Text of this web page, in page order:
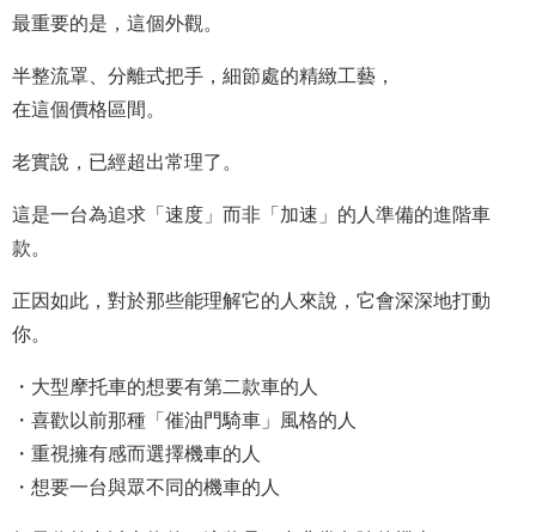
最重要的是，這個外觀。
半整流罩、分離式把手，細節處的精緻工藝，
在這個價格區間。
老實說，已經超出常理了。
這是一台為追求「速度」而非「加速」的人準備的進階車
款。
正因如此，對於那些能理解它的人來說，它會深深地打動
你。
・大型摩托車的想要有第二款車的人
・喜歡以前那種「催油門騎車」風格的人
・重視擁有感而選擇機車的人
・想要一台與眾不同的機車的人